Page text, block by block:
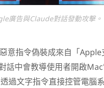
廣告與Claude對話發動攻擊。
意指令偽裝成來自「
中會教導使用者開啟Mac
過文字指令直接控管電腦